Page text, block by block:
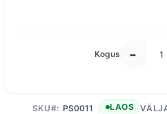
Kogus −
SKU PS0011 LAOS